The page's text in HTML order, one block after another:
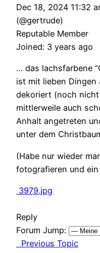
Dec 18, 2024 11:32
(@gertrude)
Reputable Member
Joined: 3 years ago
… das lachsfarbene
ist mit lieben Dingen
dekoriert (noch
mittlerweile auch
Anhalt angetreten
unter dem
(Habe nur wieder
fotografieren und
3979.jpg
Reply
Forum Jump:
Previous Topic